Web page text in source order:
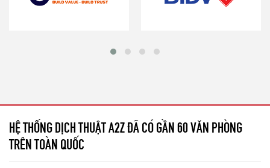
HỆ THỐNG DỊCH THUẬT A2Z ĐÃ CÓ GẦN 60 VĂN PHÒNG
TRÊN TOÀN QUỐC